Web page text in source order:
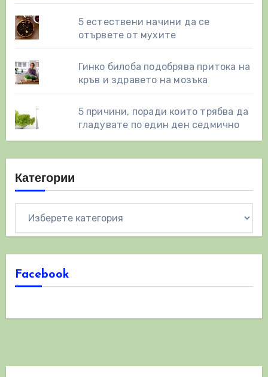
5 естествени начини да се
отървете от мухите
Гинко билоба подобрява притока на
кръв и здравето на мозъка
5 причини, поради които трябва да
гладувате по един ден седмично
Категории
Facebook